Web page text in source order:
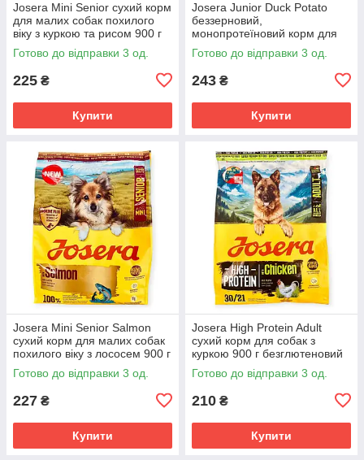
Josera Mini Senior сухий корм
для малих собак похилого
віку з куркою та рисом 900 г
безглютеновий з дрібними
крокетами
Готово до відправки 3 од.
225 ₴
Купити
Josera Junior Duck Potato
беззерновий,
монопротеїновий корм для
цуценят з качкою та
картоплею 900 г
порід
Готово до відправки 3 од.
243 ₴
Купити
Josera Mini Senior Salmon
сухий корм для малих собак
похилого віку з лососем 900 г
беззерновий
монопротеїновий
Готово до відправки 3 од.
227 ₴
Купити
Josera High Protein Adult
сухий корм для собак з
куркою 900 г безглютеновий
для активних робочих та
спортивних порід
Готово до відправки 3 од.
210 ₴
Купити